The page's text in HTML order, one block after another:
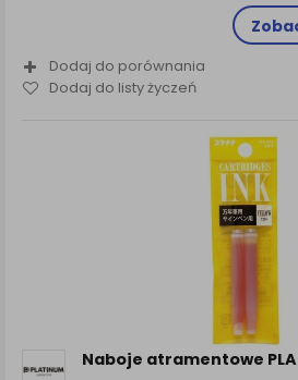
Dodaj do porównania
Dodaj do listy życzeń
Naboje atramentowe